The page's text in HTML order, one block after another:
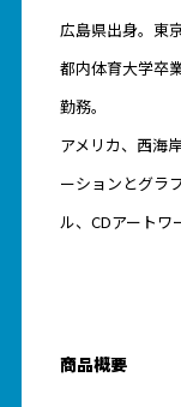
広島県出身。東
都内体育大学卒
勤務。
アメリカ、西海
ーションとグラ
ル、CDアートワ
商品概要